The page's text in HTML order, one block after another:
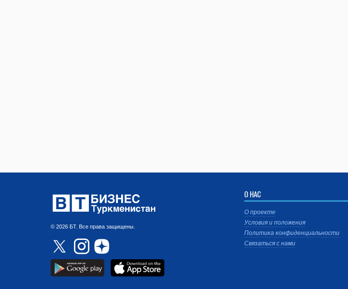
© 2026 БТ. Все права защищены.
О НАС
О проекте
Условия и положения
Политика конфиденциальности
Связаться с нами